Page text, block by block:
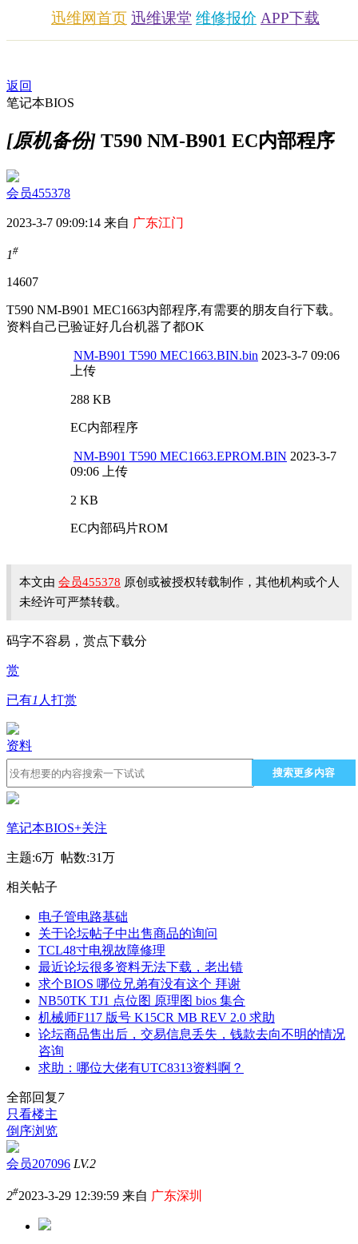
迅维网首页 迅维课堂 维修报价 APP下载
返回
笔记本BIOS
[原机备份] T590 NM-B901 EC内部程序
会员455378
2023-3-7 09:09:14 来自 广东江门
1#
14607
T590 NM-B901 MEC1663内部程序,有需要的朋友自行下载。
资料自己已验证好几台机器了都OK
NM-B901 T590 MEC1663.BIN.bin 2023-3-7 09:06
上传
288 KB
EC内部程序
NM-B901 T590 MEC1663.EPROM.BIN 2023-3-7
09:06 上传
2 KB
EC内部码片ROM
本文由 会员455378 原创或被授权转载制作，其他机构或个人
未经许可严禁转载。
码字不容易，赏点下载分
赏
已有1 人打赏
资料
搜索更多内容
笔记本BIOS+关注
主题:6万 帖数:31万
相关帖子
电子管电路基础
关于论坛帖子中出售商品的询问
TCL48寸电视故障修理
最近论坛很多资料无法下载，老出错
求个BIOS 哪位兄弟有没有这个 拜谢
NB50TK TJ1 点位图 原理图 bios 集合
机械师F117 版号 K15CR MB REV 2.0 求助
论坛商品售出后，交易信息丢失，钱款去向不明的情况
咨询
求助：哪位大佬有UTC8313资料啊？
全部回复7
只看楼主
倒序浏览
会员207096 LV.2
2#2023-3-29 12:39:59 来自 广东深圳